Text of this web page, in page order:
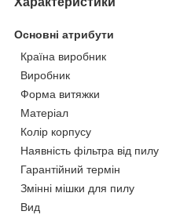
Основні атрибути
Країна виробник
Виробник
Форма витяжки
Матеріал
Колір корпусу
Наявність фільтра від пилу
Гарантійний термін
Змінні мішки для пилу
Вид